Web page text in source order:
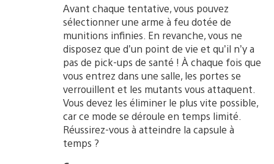
Avant chaque tentative, vous pouvez
sélectionner une arme à feu dotée de
munitions infinies. En revanche, vous ne
disposez que d’un point de vie et qu’il n’y a
pas de pick-ups de santé ! À chaque fois que
vous entrez dans une salle, les portes se
verrouillent et les mutants vous attaquent.
Vous devez les éliminer le plus vite possible,
car ce mode se déroule en temps limité.
Réussirez-vous à atteindre la capsule à
temps ?